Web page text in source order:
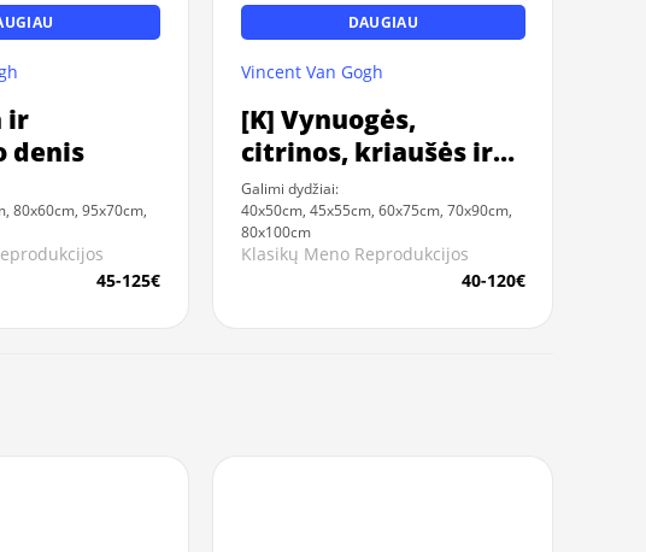
ir
denis
80x60cm, 95x70cm,
45-125€
DAUGIAU
Vincent Van Gogh
[K] Vynuogės,
citrinos, kriaušės ir
obuoliai
Galimi dydžiai:
40x50cm, 45x55cm, 60x75cm, 70x90cm,
80x100cm
Klasikų Meno Reprodukcijos
40-120€